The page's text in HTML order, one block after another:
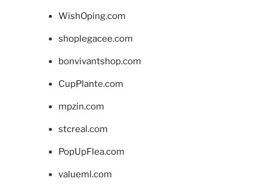
WishOping.com
shoplegacee.com
bonvivantshop.com
CupPlante.com
mpzin.com
stcreal.com
PopUpFlea.com
valueml.com